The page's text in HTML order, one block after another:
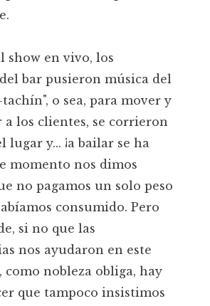
show en vivo, los
bar pusieron música del
o sea, para mover y
a los clientes, se corrieron
lugar y... ¡a bailar se ha
momento nos dimos
no pagamos un solo peso
consumido. Pero
si no que las
nos ayudaron en este
como nobleza obliga, hay
que tampoco insistimos